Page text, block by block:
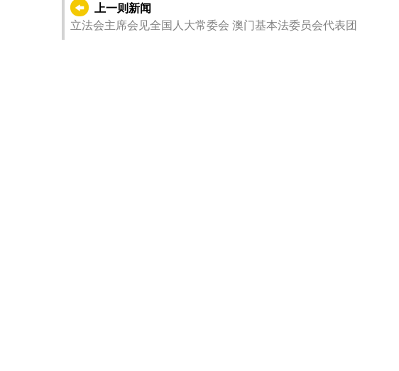
上一则新闻
立法会主席会见全国人大常委会 澳门基本法委员会代表团